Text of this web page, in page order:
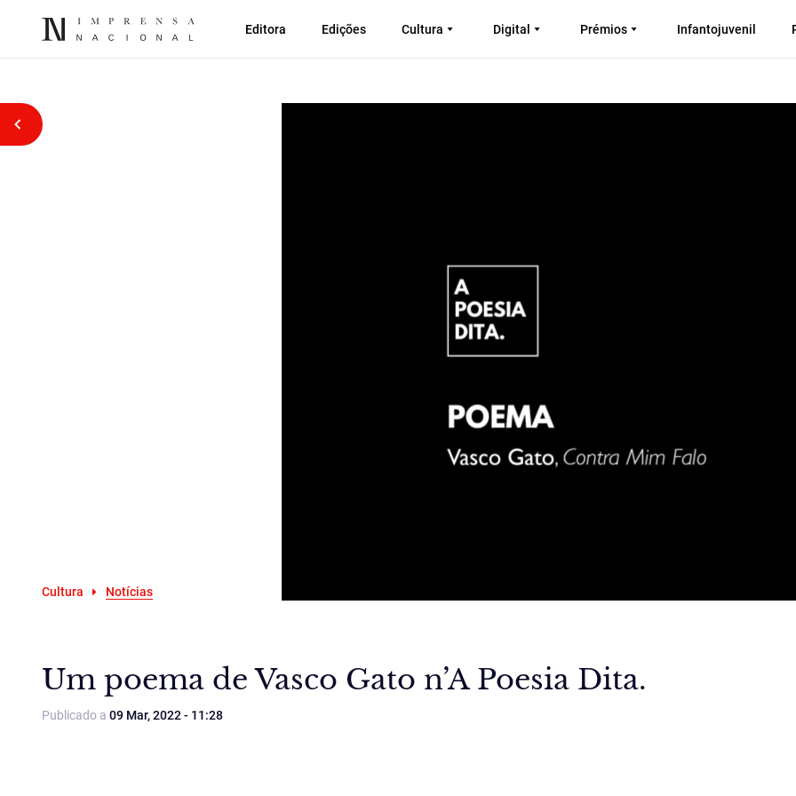
Editora Edições Cultura Digital Prémios Infantojuvenil
Voltar atrás
Cultura Notícias
Um poema de Vasco Gato n’A Poesia Dita.
Publicado a 09 Mar, 2022 - 11:28